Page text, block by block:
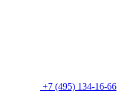
+7 (495) 134-16-66